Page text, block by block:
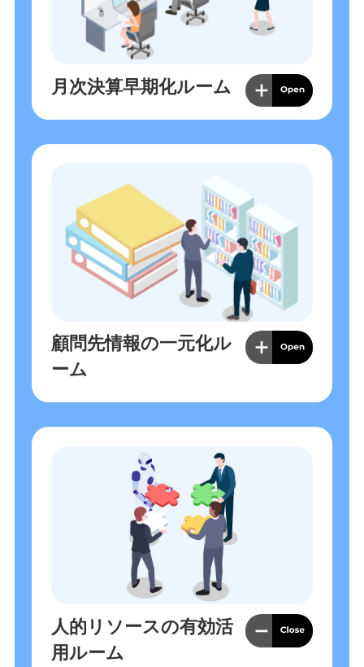
月次決算早期化ルーム
顧問先情報の一元化ル
ーム
人的リソースの有効活
用ルーム